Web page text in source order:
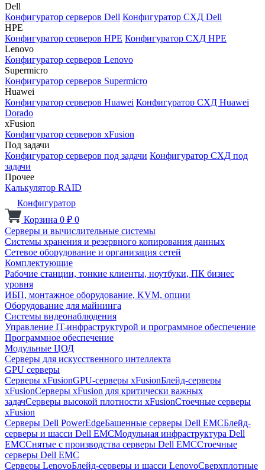
Dell
Конфигуратор серверов Dell Конфигуратор СХД Dell
HPE
Конфигуратор серверов HPE Конфигуратор СХД HPE
Lenovo
Конфигуратор серверов Lenovo
Supermicro
Конфигуратор серверов Supermicro
Huawei
Конфигуратор серверов Huawei Конфигуратор СХД Huawei
Dorado
xFusion
Конфигуратор серверов xFusion
Под задачи
Конфигуратор серверов под задачи Конфигуратор СХД под
задачи
Прочее
Калькулятор RAID
Конфигуратор
Корзина 0 ₽ 0
Серверы и вычислительные системы
Системы хранения и резервного копирования данных
Сетевое оборудование и организация сетей
Комплектующие
Рабочие станции, тонкие клиенты, ноутбуки, ПК бизнес
уровня
ИБП, монтажное оборудование, KVM, опции
Оборудование для майнинга
Системы видеонаблюдения
Управление IT-инфраструктурой и программное обеспечение
Программное обеспечение
Модульные ЦОД
Серверы для искусственного интеллекта
GPU серверы
Серверы xFusionGPU-серверы xFusionБлейд-серверы
xFusionСерверы xFusion для критически важных
задачСерверы высокой плотности xFusionСтоечные серверы
xFusion
Серверы Dell PowerEdgeБашенные серверы Dell EMCБлейд-
серверы и шасси Dell EMCМодульная инфраструктура Dell
EMCСнятые с производства серверы Dell EMCСтоечные
серверы Dell EMC
Серверы LenovoБлейд-серверы и шасси LenovoСверхплотные